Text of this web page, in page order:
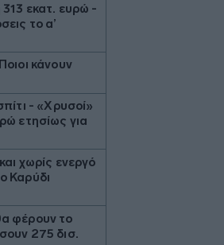
εκατ. ευρώ -
το α’
κάνουν
- «Χρυσοί»
ετησίως για
χωρίς ενεργό
Καρύδι
φέρουν το
275 δισ.